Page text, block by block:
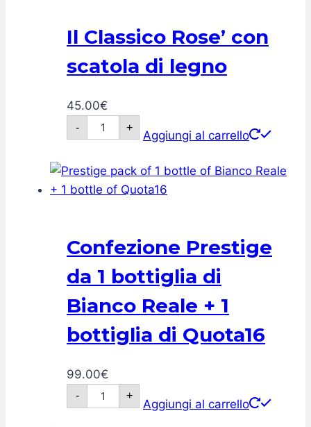
Il Classico Rose’ con
scatola di legno
45.00€
-
Il
Classico
Rose'
scatola di
legno
quantità
+
Aggiungi al carrello
Confezione Prestige
da 1 bottiglia di
Bianco Reale + 1
bottiglia di Quota16
99.00€
-
Prestige
pack
of
+
Aggiungi al carrello